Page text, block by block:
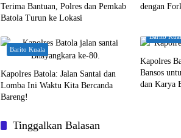
p
Terima Bantuan, Polres dan Pemkab
Batola Turun ke Lokasi
dengan
Barito Kuala
Kapolres Batola: Jalan Santai dan
Lomba Ini Waktu Kita Bercanda
Bareng!
Barito
Kapolres
Bansos
dan Karya
Tinggalkan Balasan